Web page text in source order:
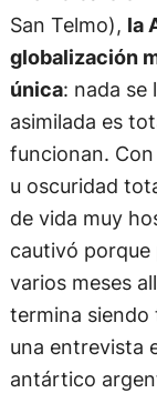
San Telmo), la
globalización
única: nada se
asimilada es
funcionan.
u oscuridad
de vida muy
cautivó porque
varios meses
termina siendo
una entrevista
antártico